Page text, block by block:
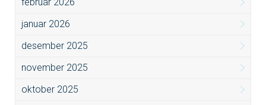
januar 2026
desember 2025
november 2025
oktober 2025